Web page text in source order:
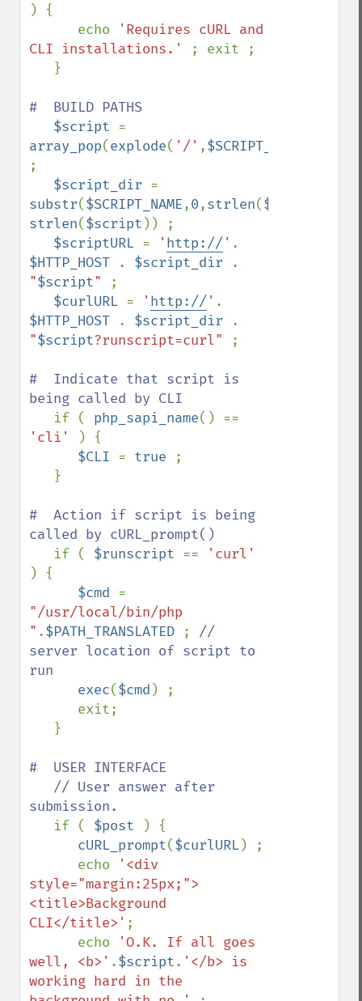
) {
      echo
'Requires cURL and
CLI installations.'
; exit ;
#  BUILD PATHS
$script
array_pop(explode( '/' ,$SCRIPT_NAME
;
$script_dir
substr($SCRIPT_NAME,0,strlen($SCRIPT_NAME
strlen($script )) ;
$scriptURL = ' http:// '
$HTTP_HOST
. $script_dir
"$script"
;
$curlURL = ' http:// '
$HTTP_HOST
. $script_dir
"$script?runscript=curl" ;
#  Indicate that script is
being called by CLI
if ( php_sapi_name
'cli'
) {
$CLI = true
;
#  Action if script is being
called by cURL_prompt()
if ( $runscript ==
) {
$cmd
"/usr/local/bin/php
" .$PATH_TRANSLATED ; //
server location of script to
run
exec($cmd ) ;
#  USER INTERFACE
submission.
if ( $post
) {
cURL_prompt($curlURL) ;
      echo
'<div
style="margin:25px;">
<title>Background
CLI</title>' ;
      echo
'O.K. If all goes
well, <b>' .$script. '</b> is
working hard in the